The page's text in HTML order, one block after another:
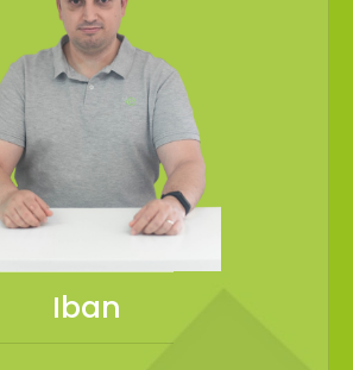
Iban